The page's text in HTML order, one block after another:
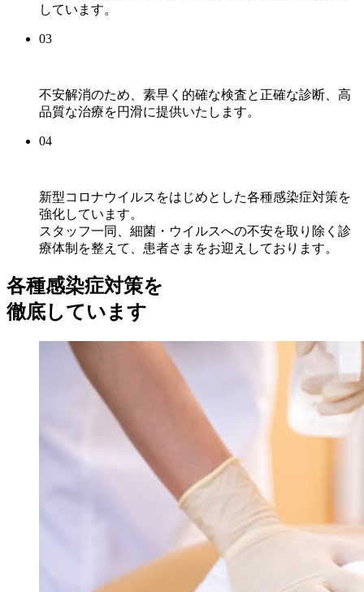
しています。
03
不安解消のため、素早く的確な検査と正確な診断、高
品質な治療を円滑に提供いたします。
04
新型コロナウイルスをはじめとした各種感染症対策を
強化しています。
スタッフ一同、細菌・ウイルスへの不安を取り除く診
療体制を整えて、患者さまをお迎えしております。
各種感染症対策を
徹底しています